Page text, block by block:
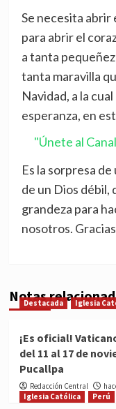
Se necesita abrir
para abrir el
a tanta
tanta maravilla
Navidad, a la
esperanza, en
"Únete al
Es la sorpresa
de un Dios débil,
grandeza para
nosotros.
Notas
Destacada Iglesia
¡Es oficial!
del 11 al 17 de
Pucallpa
Redacción Central
Iglesia Católica
Perú